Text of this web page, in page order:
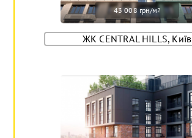
43 008 грн/м2
ЖК CENTRAL HILLS, Київ